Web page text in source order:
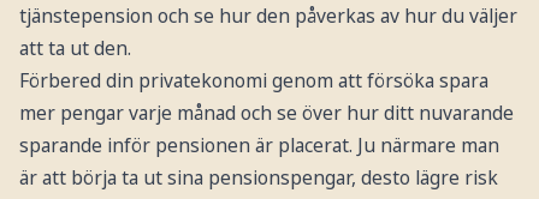
tjänstepension och se hur den påverkas av hur du väljer
att ta ut den.
Förbered din privatekonomi genom att försöka spara
mer pengar varje månad och se över hur ditt nuvarande
sparande inför pensionen är placerat. Ju närmare man
är att börja ta ut sina pensionspengar, desto lägre risk